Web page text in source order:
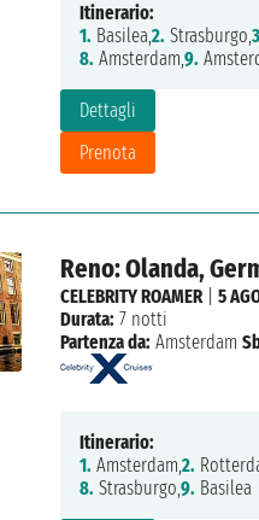
Dettagli
Prenota
Itinerario:
1. Basilea,2. Strasburgo,
8. Amsterdam,9.
Reno: Olanda,
CELEBRITY ROAMER| 5
Durata: 7 notti
Partenza da: Amsterdam
Itinerario:
1. Amsterdam,2.
8. Strasburgo,9. Basilea